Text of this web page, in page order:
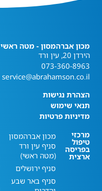
מכון אברהמסון - מטה ראשי
הירדן 20, עין ורד
073-360-8963
service@abrahamson.co.il
הצהרת נגישות
תנאי שימוש
מדיניות פרטיות
מרכזי
טיפול
בפריסה
ארצית
מכון אברהמסון
סניף עין ורד
(מטה ראשי)
סניף ירושלים
סניף באר שבע